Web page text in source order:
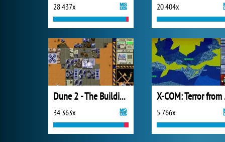
28 437x 20 404x
Dune 2 - The Building of a Dynasty
34 363x
X-
5 766x